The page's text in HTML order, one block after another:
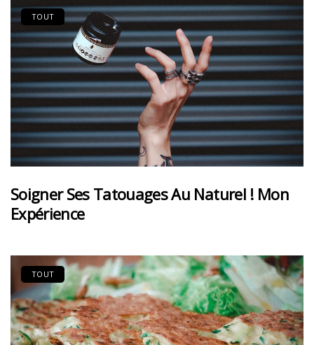
TOUT
Soigner Ses Tatouages Au Naturel ! Mon
Expérience
TOUT